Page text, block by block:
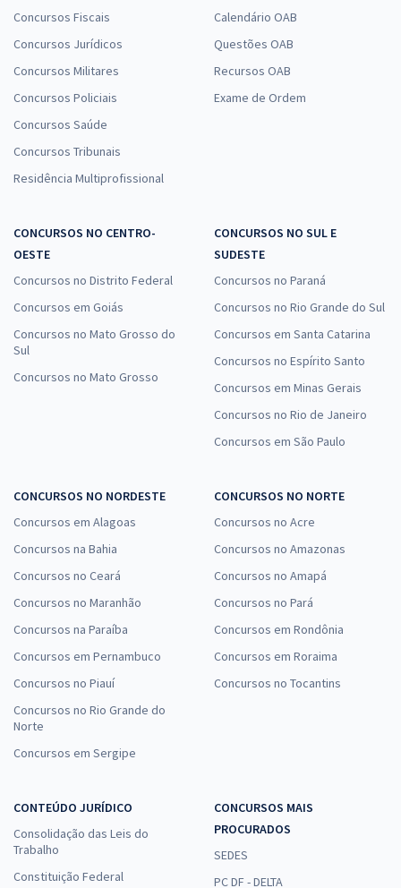
Concursos Fiscais
Concursos Jurídicos
Concursos Militares
Concursos Policiais
Concursos Saúde
Concursos Tribunais
Residência Multiprofissional
Calendário OAB
Questões OAB
Recursos OAB
Exame de Ordem
CONCURSOS NO CENTRO-
OESTE
Concursos no Distrito Federal
Concursos em Goiás
Concursos no Mato Grosso do
Sul
Concursos no Mato Grosso
CONCURSOS NO SUL E
SUDESTE
Concursos no Paraná
Concursos no Rio Grande do Sul
Concursos em Santa Catarina
Concursos no Espírito Santo
Concursos em Minas Gerais
Concursos no Rio de Janeiro
Concursos em São Paulo
CONCURSOS NO NORDESTE
Concursos em Alagoas
Concursos na Bahia
Concursos no Ceará
Concursos no Maranhão
Concursos na Paraíba
Concursos em Pernambuco
Concursos no Piauí
Concursos no Rio Grande do
Norte
Concursos em Sergipe
CONCURSOS NO NORTE
Concursos no Acre
Concursos no Amazonas
Concursos no Amapá
Concursos no Pará
Concursos em Rondônia
Concursos em Roraima
Concursos no Tocantins
CONTEÚDO JURÍDICO
Consolidação das Leis do
Trabalho
Constituição Federal
CONCURSOS MAIS
PROCURADOS
SEDES
PC DF - DELTA